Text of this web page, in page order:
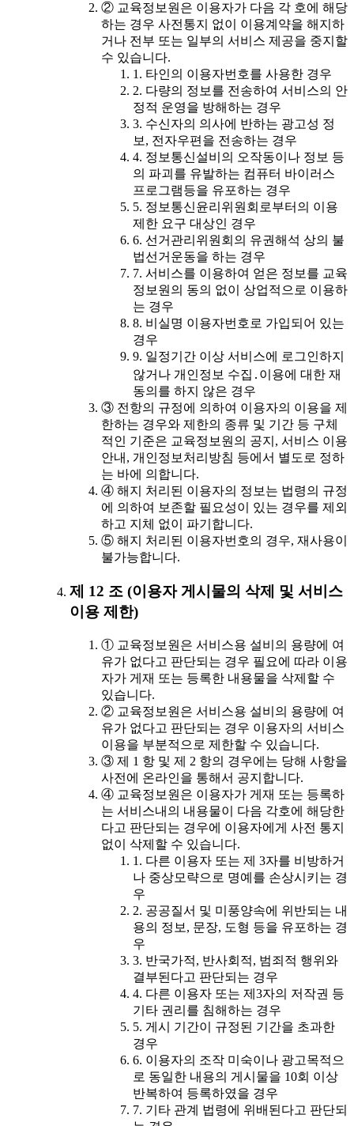
② 교육정보원은 이용자가 다음 각 호에 해당
하는 경우 사전통지 없이 이용계약을 해지하
거나 전부 또는 일부의 서비스 제공을 중지할
수 있습니다.
1. 타인의 이용자번호를 사용한 경우
2. 다량의 정보를 전송하여 서비스의 안
정적 운영을 방해하는 경우
3. 수신자의 의사에 반하는 광고성 정
보, 전자우편을 전송하는 경우
4. 정보통신설비의 오작동이나 정보 등
의 파괴를 유발하는 컴퓨터 바이러스
프로그램등을 유포하는 경우
5. 정보통신윤리위원회로부터의 이용
제한 요구 대상인 경우
6. 선거관리위원회의 유권해석 상의 불
법선거운동을 하는 경우
7. 서비스를 이용하여 얻은 정보를 교육
정보원의 동의 없이 상업적으로 이용하
는 경우
8. 비실명 이용자번호로 가입되어 있는
경우
9. 일정기간 이상 서비스에 로그인하지
않거나 개인정보 수집․이용에 대한 재
동의를 하지 않은 경우
③ 전항의 규정에 의하여 이용자의 이용을 제
한하는 경우와 제한의 종류 및 기간 등 구체
적인 기준은 교육정보원의 공지, 서비스 이용
안내, 개인정보처리방침 등에서 별도로 정하
는 바에 의합니다.
④ 해지 처리된 이용자의 정보는 법령의 규정
에 의하여 보존할 필요성이 있는 경우를 제외
하고 지체 없이 파기합니다.
⑤ 해지 처리된 이용자번호의 경우, 재사용이
불가능합니다.
제 12 조 (이용자 게시물의 삭제 및 서비스
이용 제한)
① 교육정보원은 서비스용 설비의 용량에 여
유가 없다고 판단되는 경우 필요에 따라 이용
자가 게재 또는 등록한 내용물을 삭제할 수
있습니다.
② 교육정보원은 서비스용 설비의 용량에 여
유가 없다고 판단되는 경우 이용자의 서비스
이용을 부분적으로 제한할 수 있습니다.
③ 제 1 항 및 제 2 항의 경우에는 당해 사항을
사전에 온라인을 통해서 공지합니다.
④ 교육정보원은 이용자가 게재 또는 등록하
는 서비스내의 내용물이 다음 각호에 해당한
다고 판단되는 경우에 이용자에게 사전 통지
없이 삭제할 수 있습니다.
1. 다른 이용자 또는 제 3자를 비방하거
나 중상모략으로 명예를 손상시키는 경
우
2. 공공질서 및 미풍양속에 위반되는 내
용의 정보, 문장, 도형 등을 유포하는 경
우
3. 반국가적, 반사회적, 범죄적 행위와
결부된다고 판단되는 경우
4. 다른 이용자 또는 제3자의 저작권 등
기타 권리를 침해하는 경우
5. 게시 기간이 규정된 기간을 초과한
경우
6. 이용자의 조작 미숙이나 광고목적으
로 동일한 내용의 게시물을 10회 이상
반복하여 등록하였을 경우
7. 기타 관계 법령에 위배된다고 판단되